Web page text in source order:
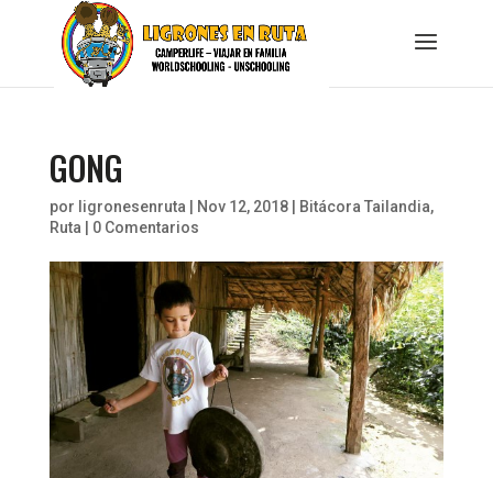
GONG
por ligronesenruta Nov 12, 2018| Bitácora Tailandia,
Ruta
0 Comentarios